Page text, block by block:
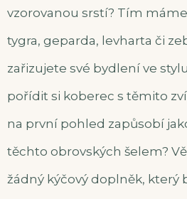
vzorovanou srstí? Tím
tygra, geparda, levharta či
zařizujete své bydlení ve
pořídit si koberec s těmito
na první pohled zapůsobí
těchto obrovských šelem?
žádný kýčový doplněk, který